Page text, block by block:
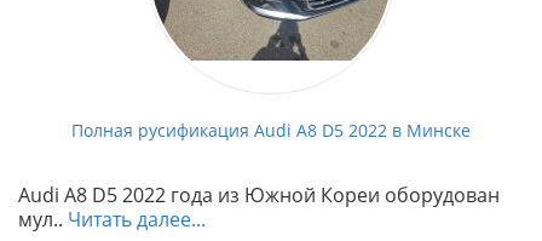
Полная русификация Audi A8 D5 2022 в Минске
Audi A8 D5 2022 года из Южной Кореи оборудован
мул.. Читать далее...